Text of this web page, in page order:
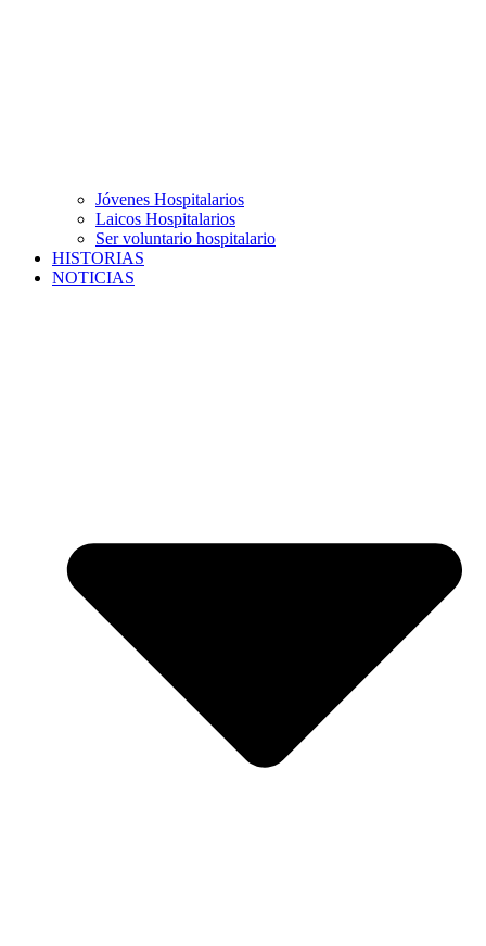
Jóvenes Hospitalarios
Laicos Hospitalarios
Ser voluntario hospitalario
HISTORIAS
NOTICIAS